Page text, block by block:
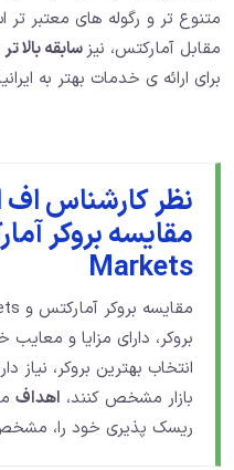
مقابل آمارکتس، نیزسابقه بالا
برای ارائه ی خدمات بهتر به
نظر کارشناس
Markets
بروکر، دارای مزایا و
انتخاب بهترین بروکر، نیاز
بازار مشخص کنند، اهداف
ریسک پذیری خود را،